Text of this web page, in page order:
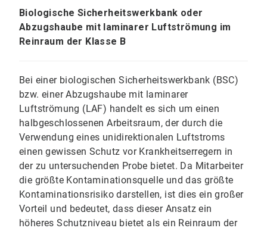
Biologische Sicherheitswerkbank oder
Abzugshaube mit laminarer Luftströmung im
Reinraum der Klasse B
Bei einer biologischen Sicherheitswerkbank (BSC)
bzw. einer Abzugshaube mit laminarer
Luftströmung (LAF) handelt es sich um einen
halbgeschlossenen Arbeitsraum, der durch die
Verwendung eines unidirektionalen Luftstroms
einen gewissen Schutz vor Krankheitserregern in
der zu untersuchenden Probe bietet. Da Mitarbeiter
die größte Kontaminationsquelle und das größte
Kontaminationsrisiko darstellen, ist dies ein großer
Vorteil und bedeutet, dass dieser Ansatz ein
höheres Schutzniveau bietet als ein Reinraum der